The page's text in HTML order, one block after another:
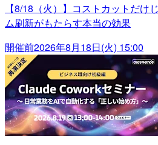
【8/18（火）】コストカットだけ
ム刷新がもたらす本当の効果
開催前2026年8月18日(火) 15:00